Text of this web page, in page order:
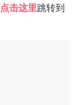
点击这里跳转到